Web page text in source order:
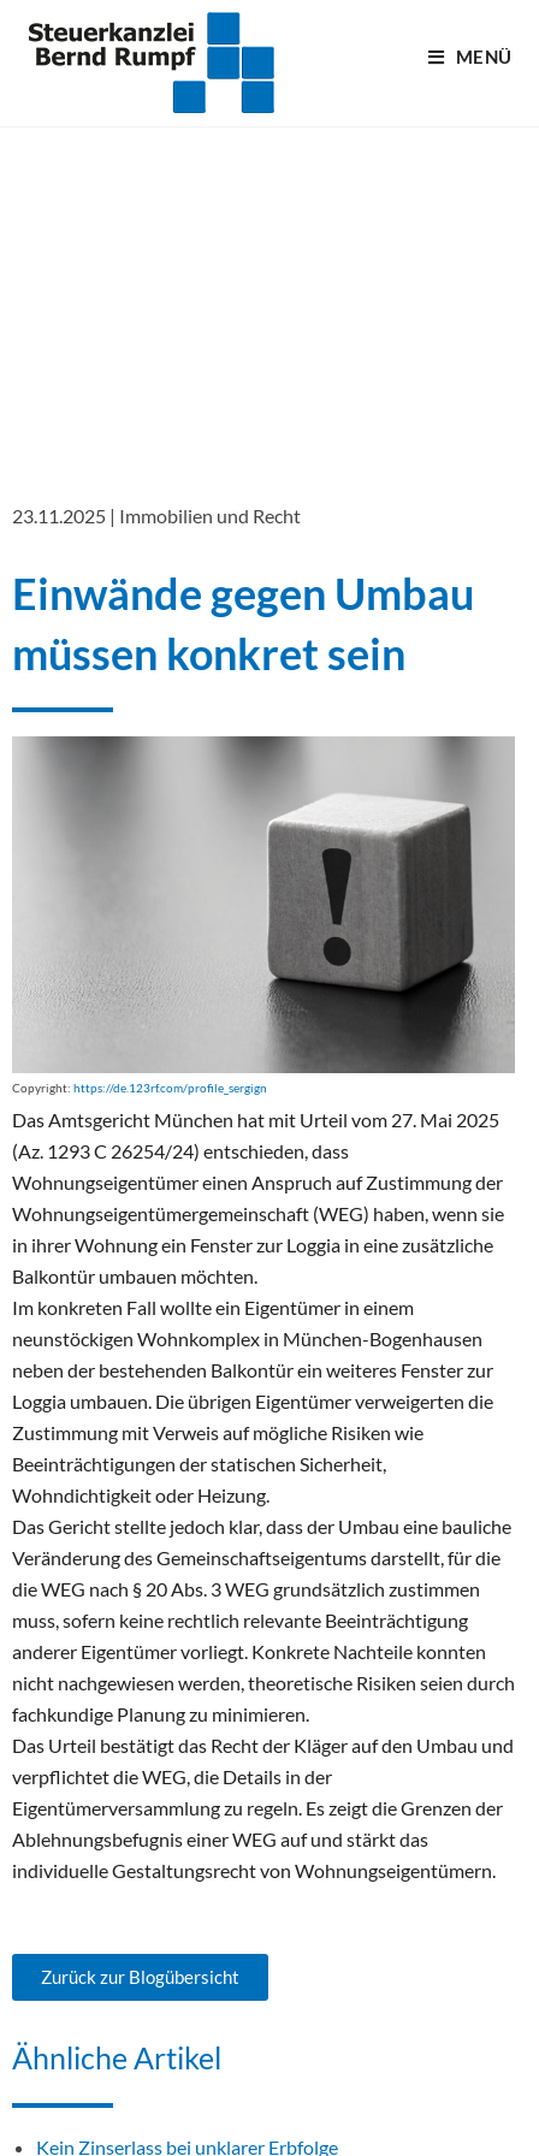
MENÜ
23.11.2025 | Immobilien und Recht
Einwände gegen Umbau
müssen konkret sein
Copyright: https://de.123rf.com/profile_sergign
Das Amtsgericht München hat mit Urteil vom 27. Mai 2025
(Az. 1293 C 26254/24) entschieden, dass
Wohnungseigentümer einen Anspruch auf Zustimmung der
Wohnungseigentümergemeinschaft (WEG) haben, wenn sie
in ihrer Wohnung ein Fenster zur Loggia in eine zusätzliche
Balkontür umbauen möchten.
Im konkreten Fall wollte ein Eigentümer in einem
neunstöckigen Wohnkomplex in München-Bogenhausen
neben der bestehenden Balkontür ein weiteres Fenster zur
Loggia umbauen. Die übrigen Eigentümer verweigerten die
Zustimmung mit Verweis auf mögliche Risiken wie
Beeinträchtigungen der statischen Sicherheit,
Wohndichtigkeit oder Heizung.
Das Gericht stellte jedoch klar, dass der Umbau eine bauliche
Veränderung des Gemeinschaftseigentums darstellt, für die
die WEG nach § 20 Abs. 3 WEG grundsätzlich zustimmen
muss, sofern keine rechtlich relevante Beeinträchtigung
anderer Eigentümer vorliegt. Konkrete Nachteile konnten
nicht nachgewiesen werden, theoretische Risiken seien durch
fachkundige Planung zu minimieren.
Das Urteil bestätigt das Recht der Kläger auf den Umbau und
verpflichtet die WEG, die Details in der
Eigentümerversammlung zu regeln. Es zeigt die Grenzen der
Ablehnungsbefugnis einer WEG auf und stärkt das
individuelle Gestaltungsrecht von Wohnungseigentümern.
Zurück zur Blogübersicht
Ähnliche Artikel
Kein Zinserlass bei unklarer Erbfolge